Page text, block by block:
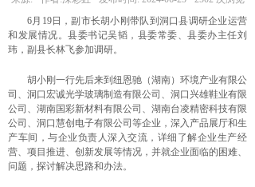
6月19日，副市长胡小刚带队到洞口县调研企业运营
和发展情况。县委书记吴韬，县委常委、县委办主任刘
玮，副县长林飞参加调研。
胡小刚一行先后来到纽恩驰（湖南）环境产业有限公
司、洞口宏诚光学玻璃制造有限公司、洞口兴雄鞋业有限
公司、湖南国彩新材料有限公司、湖南台凌精密科技有限
公司、洞口慧创电子有限公司等企业，深入产品展厅和生
产车间，与企业负责人深入交流，详细了解企业生产经
营、项目推进、创新发展等情况，并就企业面临的困难、
问题，探讨解决思路和办法。